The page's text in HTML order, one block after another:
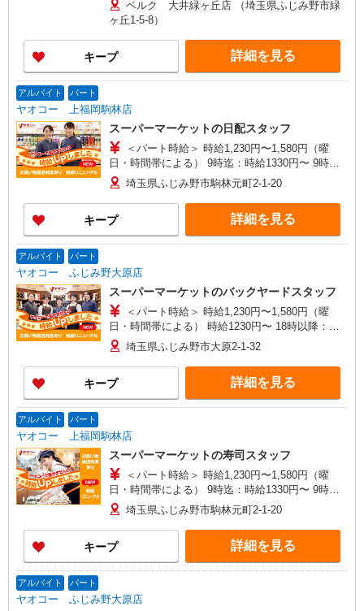
本時給1145円 17時以降 時給1195円（一律夜間
手当含む） ※22時以降は18歳以上（高校生不可）
※22時以降 基本時給より25％UP ★評価制度で
時給UP！ ★パートは日・祝日は更に時給100円
UP！ 上記時間帯は募集時間ではありません。募
ベルク 大井緑ヶ丘店 （埼玉県ふじみ野市緑
ヶ丘1-5-8）
キープ 詳細を見る
アルバイト パート
ヤオコー 上福岡駒林店
スーパーマーケットの日配スタッフ
＜パート時給＞ 時給1,230円〜1,580円（曜
日・時間帯による） 9時迄：時給1330円〜 9時以
降：時給1230円〜 18時以降：時給1380円〜 19時
以降：時給1480円〜 ★土曜＋100円 ★日・祝＋
100円 ※アルバイトさんの時給や募集内容はお問
い合わせください
埼玉県ふじみ野市駒林元町2-1-20
キープ 詳細を見る
アルバイト パート
ヤオコー ふじみ野大原店
スーパーマーケットのバックヤードスタッフ
＜パート時給＞ 時給1,230円〜1,580円（曜
日・時間帯による） 時給1230円〜 18時以降：時
給1380円〜 19時以降：時給1480円〜 ★土曜＋100
円 ★日・祝＋100円 ※アルバイトさんの時給や募
集内容はお問い合わせください
埼玉県ふじみ野市大原2-1-32
キープ 詳細を見る
アルバイト パート
ヤオコー 上福岡駒林店
スーパーマーケットの寿司スタッフ
＜パート時給＞ 時給1,230円〜1,580円（曜
日・時間帯による） 9時迄：時給1330円〜 9時以
降：時給1230円〜 18時以降：時給1380円〜 19時
以降：時給1480円〜 ★土曜＋100円 ★日・祝＋
100円 ※アルバイトさんの時給や募集内容はお問
い合わせください
埼玉県ふじみ野市駒林元町2-1-20
キープ 詳細を見る
アルバイト パート
ヤオコー ふじみ野大原店